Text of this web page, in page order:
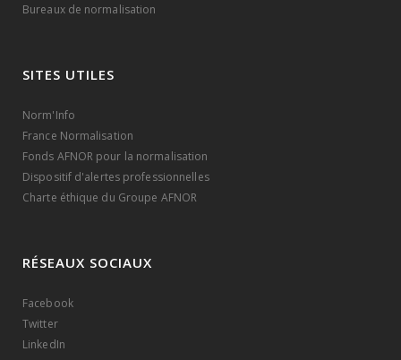
Bureaux de normalisation
SITES UTILES
Norm'Info
France Normalisation
Fonds AFNOR pour la normalisation
Dispositif d'alertes professionnelles
Charte éthique du Groupe AFNOR
RÉSEAUX SOCIAUX
Facebook
Twitter
LinkedIn